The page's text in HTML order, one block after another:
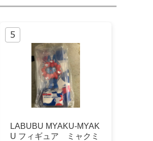
LABUBU MYAKU-MYAK
U フィギュア ミャクミ